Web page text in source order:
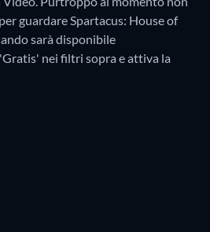
guardare Spartacus: House of
sarà disponibile
nei filtri sopra e attiva la